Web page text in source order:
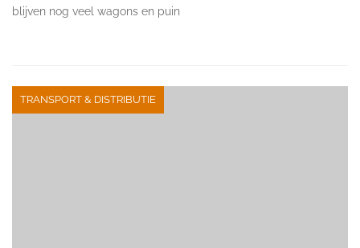
blijven nog veel wagons en puin
TRANSPORT & DISTRIBUTIE